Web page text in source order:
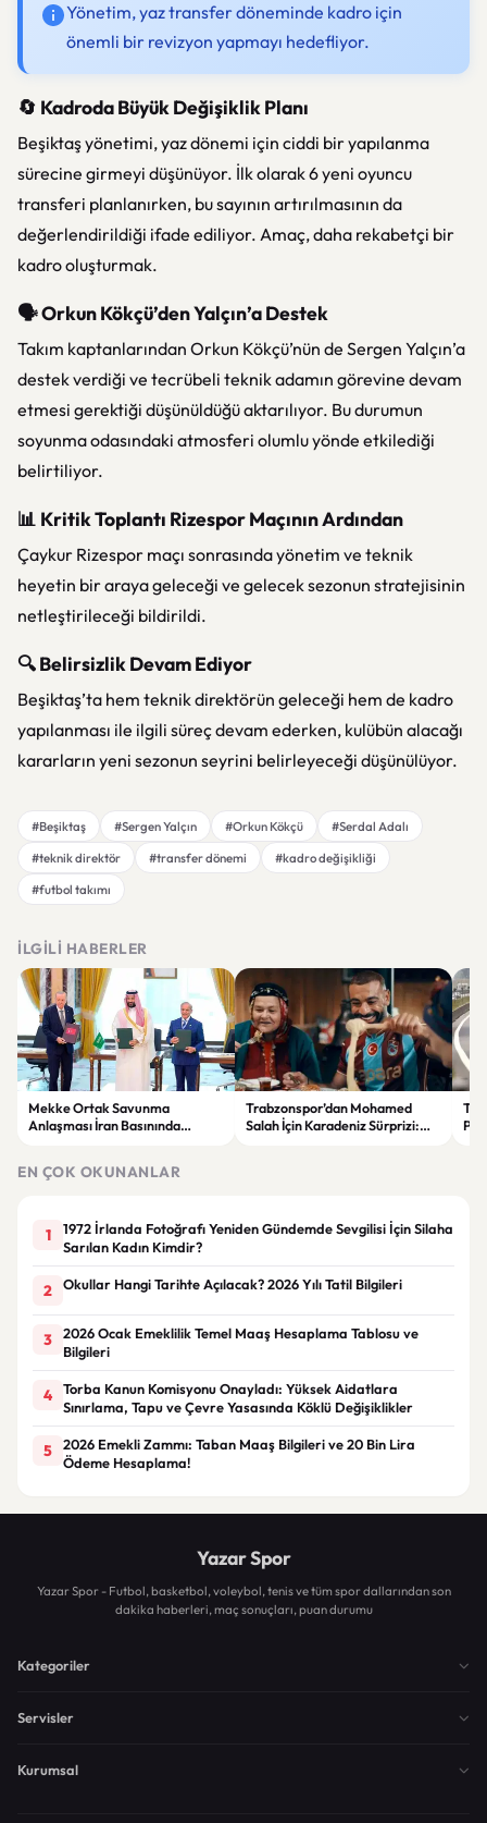
Yönetim, yaz transfer döneminde kadro için
önemli bir revizyon yapmayı hedefliyor.
🔄 Kadroda Büyük Değişiklik Planı
Beşiktaş yönetimi, yaz dönemi için ciddi bir yapılanma
sürecine girmeyi düşünüyor. İlk olarak 6 yeni oyuncu
transferi planlanırken, bu sayının artırılmasının da
değerlendirildiği ifade ediliyor. Amaç, daha rekabetçi bir
kadro oluşturmak.
🗣️ Orkun Kökçü’den Yalçın’a Destek
Takım kaptanlarından Orkun Kökçü’nün de Sergen Yalçın’a
destek verdiği ve tecrübeli teknik adamın görevine devam
etmesi gerektiği düşünüldüğü aktarılıyor. Bu durumun
soyunma odasındaki atmosferi olumlu yönde etkilediği
belirtiliyor.
📊 Kritik Toplantı Rizespor Maçının Ardından
Çaykur Rizespor maçı sonrasında yönetim ve teknik
heyetin bir araya geleceği ve gelecek sezonun stratejisinin
netleştirileceği bildirildi.
🔍 Belirsizlik Devam Ediyor
Beşiktaş’ta hem teknik direktörün geleceği hem de kadro
yapılanması ile ilgili süreç devam ederken, kulübün alacağı
kararların yeni sezonun seyrini belirleyeceği düşünülüyor.
#Beşiktaş #Sergen Yalçın #Orkun Kökçü
#Serdal Adalı
#teknik direktör
#transfer dönemi
#kadro değişikliği
#futbol takımı
İLGILI HABERLER
Mekke Ortak Savunma
Anlaşması İran Basınında
Trabzonspor’dan Mohamed
Salah İçin Karadeniz Sürprizi:
EN ÇOK OKUNANLAR
1
1972 İrlanda Fotoğrafı Yeniden Gündemde Sevgilisi İçin Silaha
Sarılan Kadın Kimdir?
2 Okullar Hangi Tarihte Açılacak? 2026 Yılı Tatil Bilgileri
3
2026 Ocak Emeklilik Temel Maaş Hesaplama Tablosu ve
Bilgileri
4
Torba Kanun Komisyonu Onayladı: Yüksek Aidatlara
Sınırlama, Tapu ve Çevre Yasasında Köklü Değişiklikler
5
2026 Emekli Zammı: Taban Maaş Bilgileri ve 20 Bin Lira
Ödeme Hesaplama!
Yazar Spor
Yazar Spor - Futbol, basketbol, voleybol, tenis ve tüm spor dallarından son
dakika haberleri, maç sonuçları, puan durumu
Kategoriler
Servisler
Kurumsal